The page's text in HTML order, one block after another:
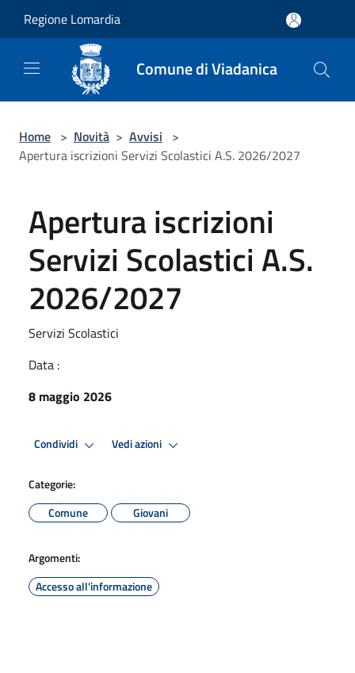
Regione Lomardia
Comune di Viadanica
Home > Novità > Avvisi >
Apertura iscrizioni Servizi Scolastici A.S. 2026/2027
Apertura iscrizioni
Servizi Scolastici A.S.
2026/2027
Servizi Scolastici
Data :
8 maggio 2026
Condividi Vedi azioni
Categorie:
Comune
Giovani
Argomenti:
Accesso all'informazione